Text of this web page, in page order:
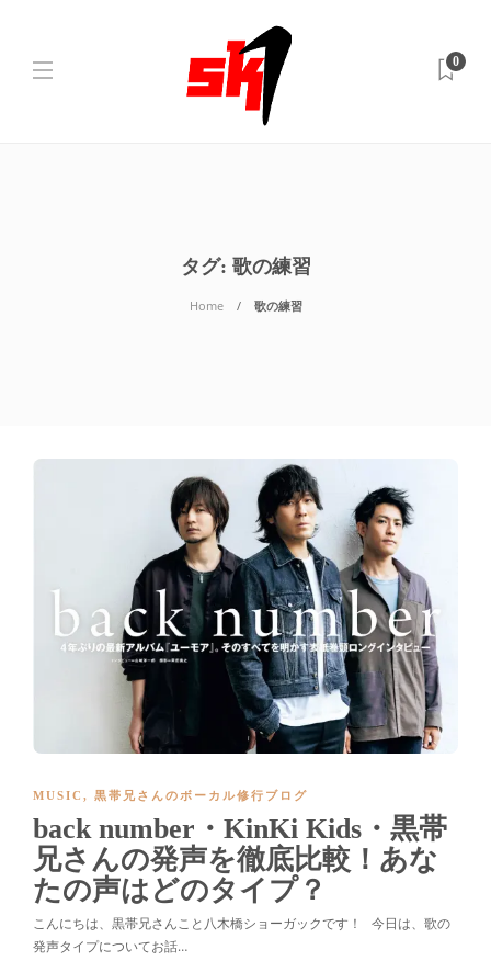
0
タグ: 歌の練習
Home 歌の練習
MUSIC , 黒帯兄さんのボーカル修行ブログ
back number・KinKi Kids・黒帯
兄さんの発声を徹底比較！あな
たの声はどのタイプ？
こんにちは、黒帯兄さんこと八木橋ショーガックです！ 今日は、歌の
発声タイプについてお話…